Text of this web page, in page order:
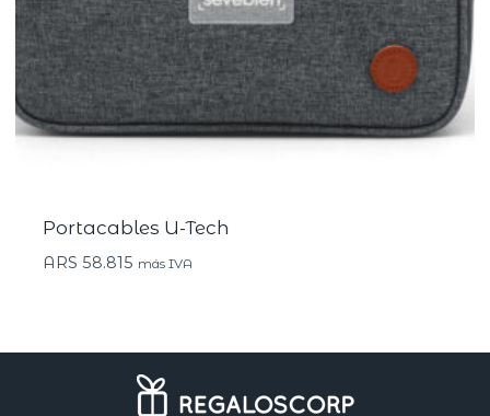
Portacables U-Tech
ARS 58.815 más IVA